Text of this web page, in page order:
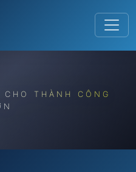
THÀNH CÔNG